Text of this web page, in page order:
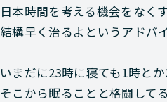
日本時間を考える機会をなく
結構早く治るよというアドバ
いまだに23時に寝ても1時と
そこから眠ることと格闘して